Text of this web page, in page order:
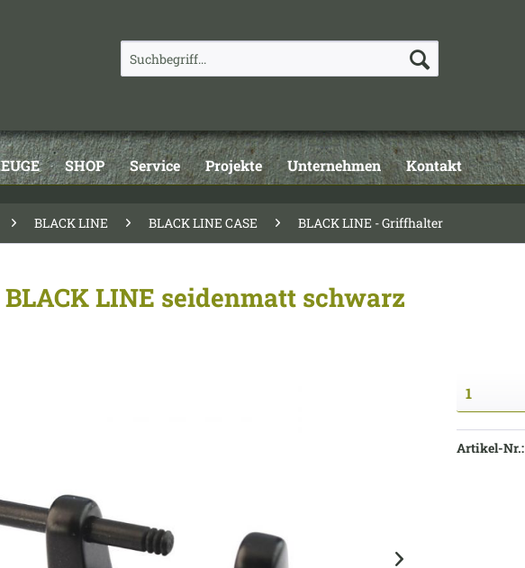
SHOP Service Projekte Unternehmen Kontakt
BLACK LINE BLACK LINE CASE BLACK LINE - Griffhalter
LINE seidenmatt schwarz
Artikel-Nr.: